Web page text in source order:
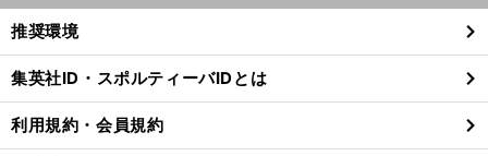
閉
る
推奨環境
集英社ID・スポルティーバIDとは
利用規約・会員規約